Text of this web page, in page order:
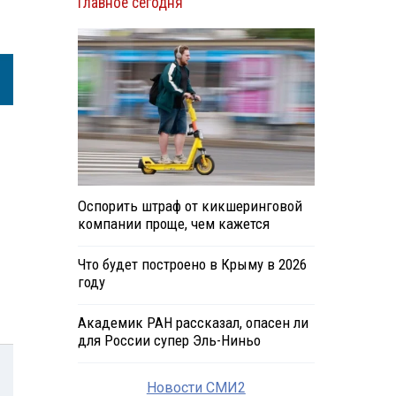
Оспорить штраф от кикшеринговой
компании проще, чем кажется
Что будет построено в Крыму в 2026
году
Академик РАН рассказал, опасен ли
для России супер Эль-Ниньо
Новости СМИ2